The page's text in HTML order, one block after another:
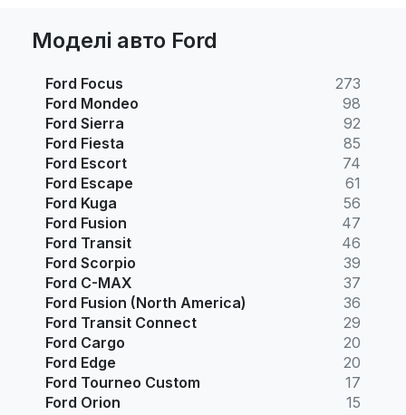
Моделі авто Ford
Ford Focus
273
Ford Mondeo
98
Ford Sierra
92
Ford Fiesta
85
Ford Escort
74
Ford Escape
61
Ford Kuga
56
Ford Fusion
47
Ford Transit
46
Ford Scorpio
39
Ford C-MAX
37
Ford Fusion (North America)
36
Ford Transit Connect
29
Ford Cargo
20
Ford Edge
20
Ford Tourneo Custom
17
Ford Orion
15